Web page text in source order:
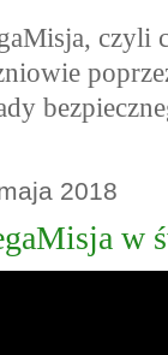
czyli
2018
w